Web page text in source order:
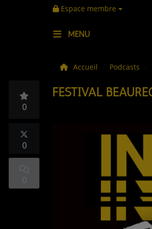
Espace membre
MENU
LA MUSIQUE
C'ÉTAIT QUOI CE TITRE ?
LES WEBRADIOS
LA GRILLE DES PROGRAMMES
Accueil Podcasts
FESTIVAL
0
0